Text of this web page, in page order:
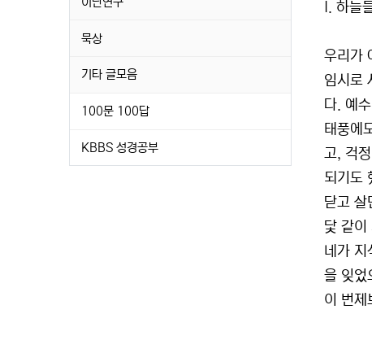
I. 하늘
우리가
임시로
다. 예
태풍에
고, 걱
되기도
닫고 살
닻 같이
네가 지
을 잊었
이 번
묵상
기타 글모음
100문 100답
KBBS 성경공부